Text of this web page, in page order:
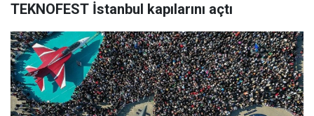
TEKNOFEST İstanbul kapılarını açtı